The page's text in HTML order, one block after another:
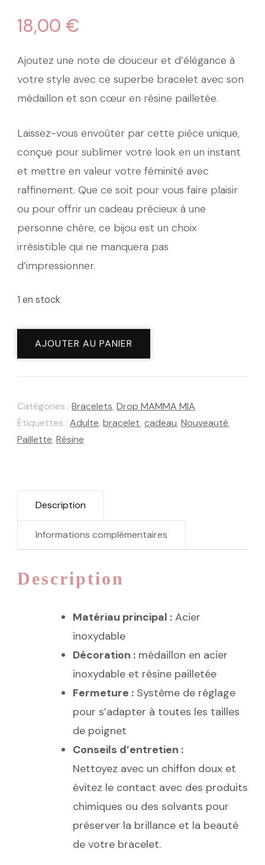
18,00 €
Ajoutez une note de douceur et d’élégance à
votre style avec ce superbe bracelet avec son
médaillon et son cœur en résine pailletée.
Laissez-vous envoûter par cette pièce unique,
conçue pour sublimer votre look en un instant
et mettre en valeur votre féminité avec
raffinement. Que ce soit pour vous faire plaisir
ou pour offrir un cadeau précieux à une
personne chère, ce bijou est un choix
irrésistible qui ne manquera pas
d’impressionner.
1 en stock
quantité
Orange
AJOUTER AU PANIER
Catégories : Bracelets, Drop MAMMA MIA
Étiquettes : Adulte, bracelet, cadeau, Nouveauté,
Paillette, Résine
Description
Informations complémentaires
Description
Matériau principal : Acier
inoxydable
Décoration : médaillon en acier
inoxydable et résine pailletée
Fermeture : Système de réglage
pour s’adapter à toutes les tailles
de poignet
Conseils d’entretien :
Nettoyez avec un chiffon doux et
évitez le contact avec des produits
chimiques ou des solvants pour
préserver la brillance et la beauté
de votre bracelet.